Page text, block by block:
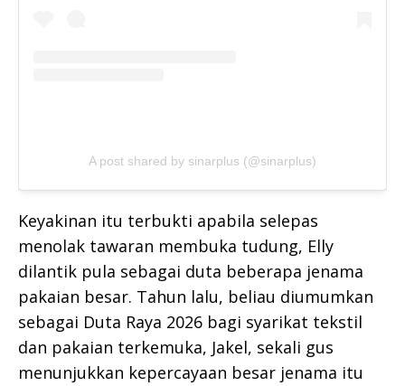
A post shared by sinarplus (@sinarplus)
Keyakinan itu terbukti apabila selepas
menolak tawaran membuka tudung, Elly
dilantik pula sebagai duta beberapa jenama
pakaian besar. Tahun lalu, beliau diumumkan
sebagai Duta Raya 2026 bagi syarikat tekstil
dan pakaian terkemuka, Jakel, sekali gus
menunjukkan kepercayaan besar jenama itu